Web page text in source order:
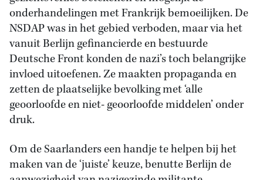
onderhandelingen met Frankrijk bemoeilijken. De
NSDAP was in het gebied verboden, maar via het
vanuit Berlijn gefinancierde en bestuurde
Deutsche Front konden de nazi’s toch belangrijke
invloed uitoefenen. Ze maakten propaganda en
zetten de plaatselijke bevolking met ‘alle
geoorloofde en niet- geoorloofde middelen’ onder
druk.
Om de Saarlanders een handje te helpen bij het
maken van de ‘juiste’ keuze, benutte Berlijn de